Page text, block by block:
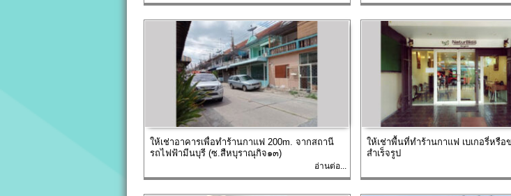
ให้เช่าอาคารเพื่อทำร้านกาแฟ 200m. จากสถานี
รถไฟฟ้ามีนบุรี (ซ.สืหบุราณุกิจ๑๓)
อ่านต่อ...
ให้เช่าพื้นที่ทำร้านกาแฟ เบเกอรี่หรือ
สำเร็จรูป